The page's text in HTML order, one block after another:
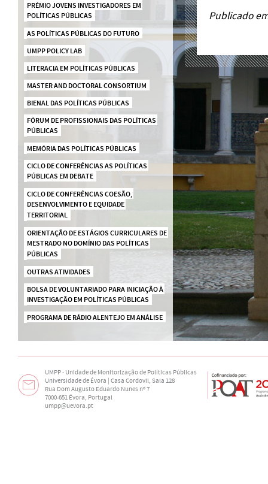
PRÉMIO JOVENS INVESTIGADORES EM
POLÍTICAS PÚBLICAS
AS POLÍTICAS PÚBLICAS DO FUTURO
UMPP POLICY LAB
LITERACIA EM POLÍTICAS PÚBLICAS
MASTER AND DOCTORAL CONSORTIUM
BIENAL DAS POLÍTICAS PÚBLICAS
FÓRUM DE PROFISSIONAIS DAS POLÍTICAS
PÚBLICAS
MEMÓRIA DAS POLÍTICAS PÚBLICAS
CICLO DE CONFERÊNCIAS AS POLÍTICAS
PÚBLICAS EM DEBATE
CICLO DE CONFERÊNCIAS COESÃO,
DESENVOLVIMENTO E EQUIDADE
TERRITORIAL
ORIENTAÇÃO DE ESTÁGIOS CURRICULARES DE
MESTRADO NO DOMÍNIO DAS POLÍTICAS
PÚBLICAS
OUTRAS ATIVIDADES
BOLSA DE VOLUNTARIADO PARA INICIAÇÃO À
INVESTIGAÇÃO EM POLÍTICAS PÚBLICAS
PROGRAMA DE RÁDIO ALENTEJO EM ANÁLISE
Publicado
UMPP - Unidade de Monitorização de Políticas Públicas
Universidade de Évora | Casa Cordovil, Sala 128
Rua Dom Augusto Eduardo Nunes nº 7
7000-651 Évora, Portugal
umpp@uevora.pt